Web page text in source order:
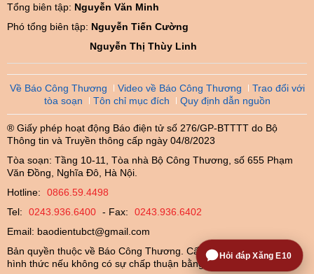
Tổng biên tập: Nguyễn Văn Minh
Phó tổng biên tập: Nguyễn Tiến Cường
Nguyễn Thị Thùy Linh
Về Báo Công Thương Video về Báo Công Thương
Trao đổi với
tòa soạn
Tôn chỉ mục đích Quy định dẫn nguồn
® Giấy phép hoạt động Báo điện tử số 276/GP-BTTTT do Bộ
Thông tin và Truyền thông cấp ngày 04/8/2023
Tòa soạn: Tầng 10-11, Tòa nhà Bộ Công Thương, số 655 Phạm
Văn Đồng, Nghĩa Đô, Hà Nội.
Hotline:
0866.59.4498
Tel:
0243.936.6400 - Fax:
0243.936.6402
Email: baodientubct@gmail.com
Bản quyền thuộc về Báo Công Thương. Cấm sao chép dưới mọi
hình thức nếu không có sự chấp thuận bằng văn bản.
Hỏi đáp Xăng E10